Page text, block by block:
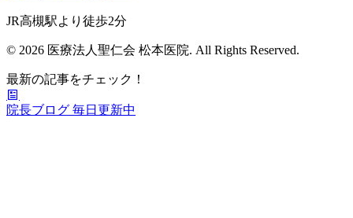
JR高槻駅より徒歩2分
© 2026 医療法人聖仁会 松本医院. All Rights Reserved.
最新の記事をチェック！
院長ブログ 毎日更新中